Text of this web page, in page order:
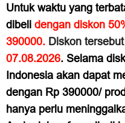
Untuk waktu yang
dibeli dengan diskon
390000. Diskon
07.08.2026. Selama
Indonesia akan dapat
dengan Rp 390000/
hanya perlu